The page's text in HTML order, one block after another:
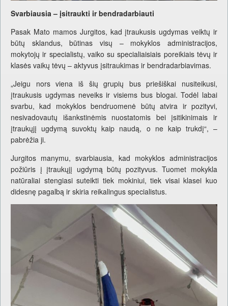
Svarbiausia – įsitraukti ir bendradarbiauti
Pasak Mato mamos Jurgitos, kad įtraukusis ugdymas veiktų ir
būtų sklandus, būtinas visų – mokyklos administracijos,
mokytojų ir specialistų, vaiko su specialiaisiais poreikiais tėvų ir
klasės vaikų tėvų – aktyvus įsitraukimas ir bendradarbiavimas.
„Jeigu nors viena iš šių grupių bus priešiškai nusiteikusi,
įtraukusis ugdymas neveiks ir visiems bus blogai. Todėl labai
svarbu, kad mokyklos bendruomenė būtų atvira ir pozityvi,
nesivadovautų išankstinėmis nuostatomis bei įsitikinimais ir
įtraukųjį ugdymą suvoktų kaip naudą, o ne kaip trukdį“, –
pabrėžia ji.
Jurgitos manymu, svarbiausia, kad mokyklos administracijos
požiūris į įtraukųjį ugdymą būtų pozityvus. Tuomet mokykla
natūraliai stengiasi suteikti tiek mokiniui, tiek visai klasei kuo
didesnę pagalbą ir skiria reikalingus specialistus.